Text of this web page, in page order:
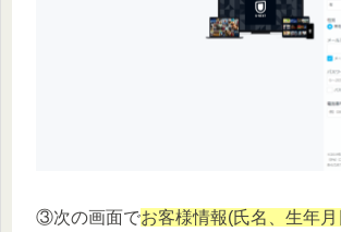
③次の画面でお客様情報(氏名、生年